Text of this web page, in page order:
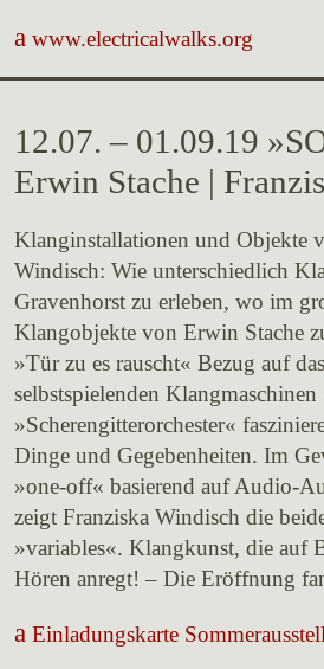
www.electricalwalks.org
12.07. – 01.09.19
Erwin Stache |
Klanginstallationen und Objekte
Windisch: Wie unterschiedlich
Gravenhorst zu erleben, wo im
Klangobjekte von Erwin Stache
»Tür zu es rauscht« Bezug auf
selbstspielenden
»Scherengitterorchester«
Dinge und Gegebenheiten. Im
»one-off« basierend auf Audio-
zeigt Franziska Windisch die
»variables«. Klangkunst, die auf
Hören anregt! – Die Eröffnung
Einladungskarte